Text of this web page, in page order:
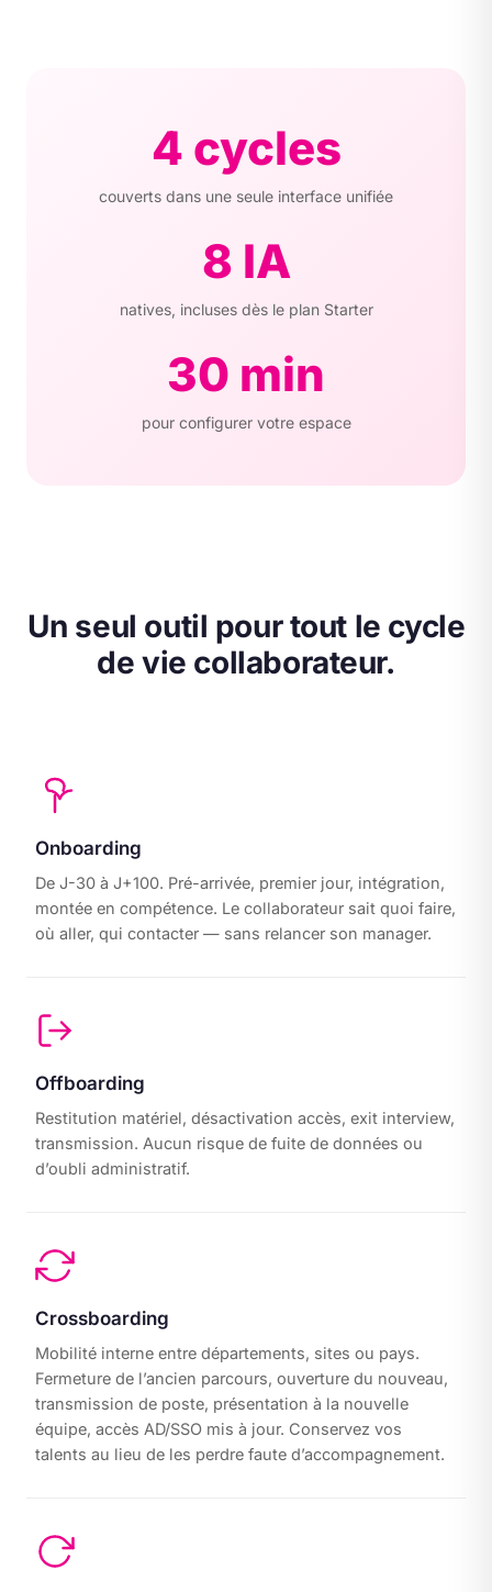
4 cycles
couverts dans une seule interface unifiée
8 IA
natives, incluses dès le plan Starter
30 min
pour configurer votre espace
Un seul outil pour tout le cycle
de vie collaborateur.
Onboarding
De J-30 à J+100. Pré-arrivée, premier jour, intégration,
montée en compétence. Le collaborateur sait quoi faire,
où aller, qui contacter — sans relancer son manager.
Offboarding
Restitution matériel, désactivation accès, exit interview,
transmission. Aucun risque de fuite de données ou
d’oubli administratif.
Crossboarding
Mobilité interne entre départements, sites ou pays.
Fermeture de l’ancien parcours, ouverture du nouveau,
transmission de poste, présentation à la nouvelle
équipe, accès AD/SSO mis à jour. Conservez vos
talents au lieu de les perdre faute d’accompagnement.